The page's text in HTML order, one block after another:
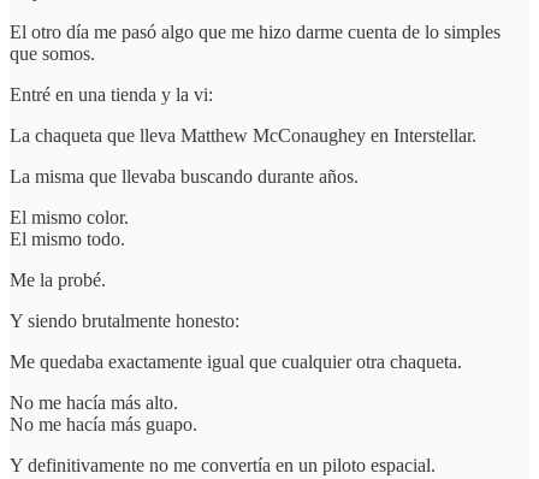
El otro día me pasó algo que me hizo darme cuenta de lo simples
que somos.
Entré en una tienda y la vi:
La chaqueta que lleva Matthew McConaughey en Interstellar.
La misma que llevaba buscando durante años.
El mismo color.
El mismo todo.
Me la probé.
Y siendo brutalmente honesto:
Me quedaba exactamente igual que cualquier otra chaqueta.
No me hacía más alto.
No me hacía más guapo.
Y definitivamente no me convertía en un piloto espacial.